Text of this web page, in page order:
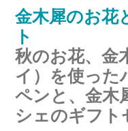
金木犀のお花
ト
秋のお花、金
イ）を使った
ペンと、金木
シェのギフ